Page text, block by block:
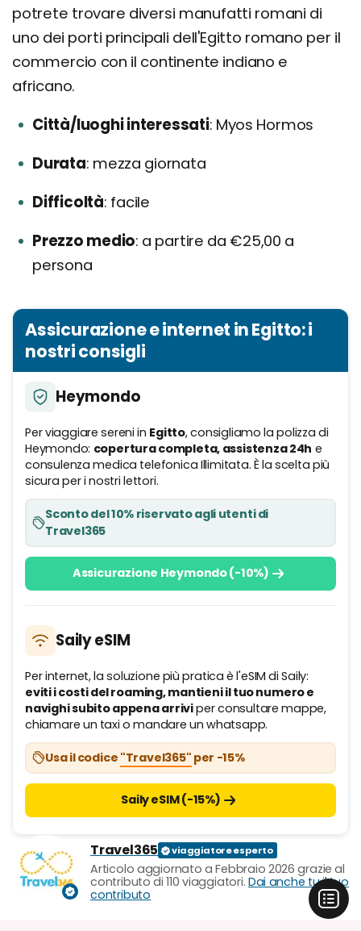
potrete trovare diversi manufatti romani di
uno dei porti principali dell'Egitto romano per il
commercio con il continente indiano e
africano.
Città/luoghi interessati Myos Hormos
Durata mezza giornata
Difficoltà facile
Prezzo medio a partire da €25,00 a
persona
Assicurazione e internet in Egitto: i
nostri consigli
Heymondo
Per viaggiare sereni in Egitto, consigliamo la polizza di
Heymondo: copertura completa, assistenza 24h e
consulenza medica telefonica Illimitata. È la scelta più
sicura per i nostri lettori.
Sconto del 10% riservato agli utenti di
Travel365
Assicurazione Heymondo (-10%)
Saily eSIM
Per internet, la soluzione più pratica è l'eSIM di Saily:
eviti i costi del roaming, mantieni il tuo numero e
navighi subito appena arriviper consultare mappe,
chiamare un taxi o mandare un whatsapp.
Usa il codice "Travel365" per -15%
Saily eSIM (-15%)
Travel365
Articolo aggiornato a Febbraio 2026 grazie al
contributo di 110 viaggiatori. Dai anche tu il tuo
contributo